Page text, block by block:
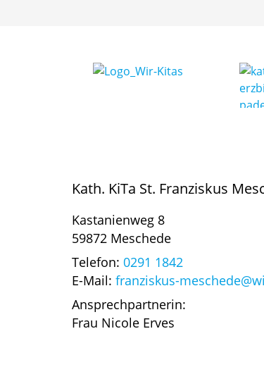
Kath. KiTa St. Franziskus
Kastanienweg 8
59872 Meschede
Telefon: 0291 1842
E-Mail: franziskus-
Ansprechpartnerin:
Frau Nicole Erves